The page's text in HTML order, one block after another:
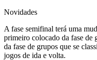
Novidades
A fase semifinal terá uma
primeiro colocado da fase de
da fase de grupos que se
jogos de ida e volta.